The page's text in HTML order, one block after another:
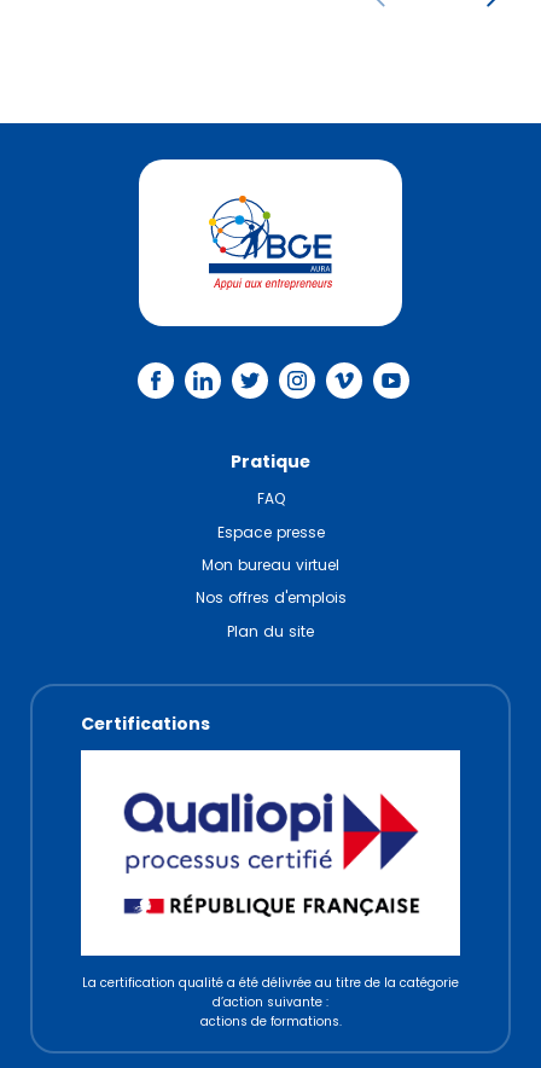
Pratique
FAQ
Espace presse
Mon bureau virtuel
Nos offres d'emplois
Plan du site
Certifications
La certification qualité a été délivrée au titre de la catégorie
d’action suivante :
actions de formations.